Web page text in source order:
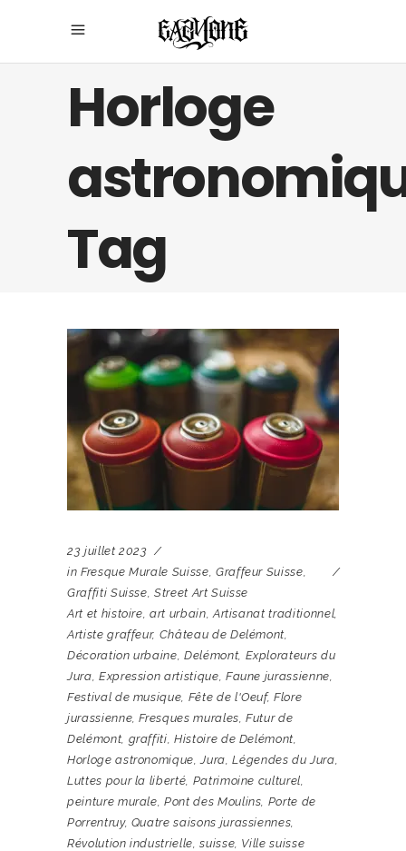
Horloge
Tag
23 juillet 2023
in Fresque Murale Suisse, Graffeur Suisse,
Graffiti Suisse,Street Art Suisse
Art et histoire,art urbain,Artisanat traditionnel,
Artiste graffeur, Château de Delémont,
Décoration urbaine,Delémont, Explorateurs du
Jura, Expression artistique, Faune jurassienne,
Festival de musique, Fête de l'Oeuf,Flore
jurassienne,Fresques murales,Futur de
Delémont, graffiti,Histoire de Delémont,
Horloge astronomique,Jura,Légendes du Jura,
Luttes pour la liberté, Patrimoine culturel,
peinture murale,Pont des Moulins, Porte de
Porrentruy, Quatre saisons jurassiennes,
Révolution industrielle,suisse, Ville suisse